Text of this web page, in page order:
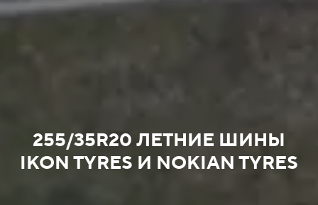
255/35R20 ЛЕТНИЕ ШИНЫ
IKON TYRES И NOKIAN TYRES